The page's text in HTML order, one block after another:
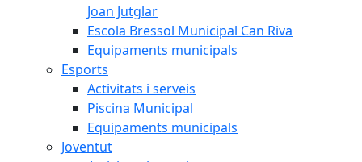
Joan Jutglar
Escola Bressol Municipal Can Riva
Equipaments municipals
Esports
Activitats i serveis
Piscina Municipal
Equipaments municipals
Joventut